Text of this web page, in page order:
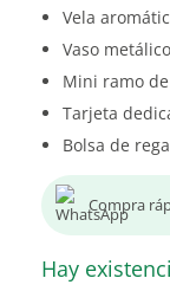
Vela
Vaso
Mini ramo
Tarjeta
Bolsa de
Compra
Hay